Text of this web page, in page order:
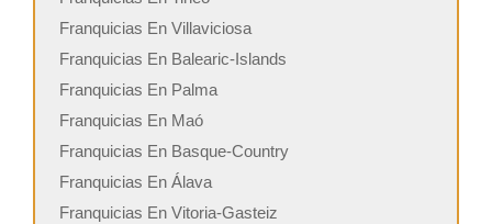
Franquicias En Villaviciosa
Franquicias En Balearic-Islands
Franquicias En Palma
Franquicias En Maó
Franquicias En Basque-Country
Franquicias En Álava
Franquicias En Vitoria-Gasteiz